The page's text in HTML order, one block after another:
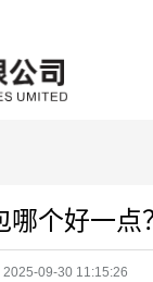
个好一点？
2025-09-30 11:15:26